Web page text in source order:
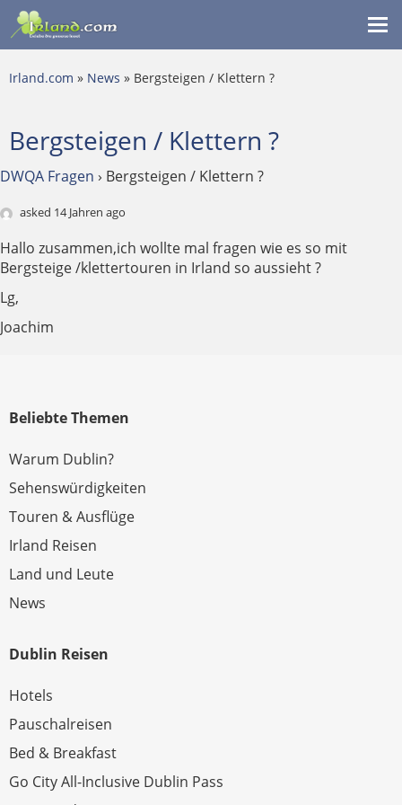
Irland.com » News » Bergsteigen / Klettern ?
Bergsteigen / Klettern ?
DWQA Fragen › Bergsteigen / Klettern ?
asked 14 Jahren ago
Hallo zusammen,ich wollte mal fragen wie es so mit
Bergsteige /klettertouren in Irland so aussieht ?
Lg,
Joachim
Beliebte Themen
Warum Dublin?
Sehenswürdigkeiten
Touren & Ausflüge
Irland Reisen
Land und Leute
News
Dublin Reisen
Hotels
Pauschalreisen
Bed & Breakfast
Go City All-Inclusive Dublin Pass